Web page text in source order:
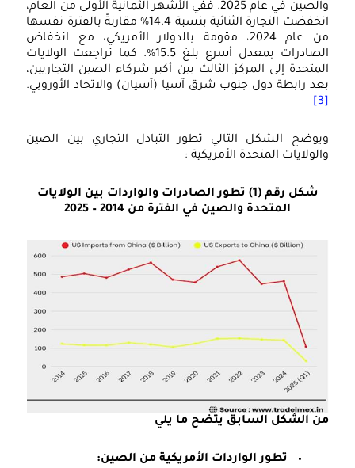
والصين في عام 2025. ففي الأشهر الثمانية الأولى من العام،
انخفضت التجارة الثنائية بنسبة 14.4% مقارنةً بالفترة نفسها
من عام 2024، مقومة بالدولار الأمريكي، مع انخفاض
الصادرات بمعدل أسرع بلغ 15.5%. كما تراجعت الولايات
المتحدة إلى المركز الثالث بين أكبر شركاء الصين التجاريين،
بعد رابطة دول جنوب شرق آسيا (آسيان) والاتحاد الأوروبي.
ويوضح الشكل التالي تطور التبادل التجاري بين الصين
والولايات المتحدة الأمريكية :
شكل رقم (1) تطور الصادرات والواردات بين الولايات
المتحدة والصين في الفترة من 2014 – 2025
من الشكل السابق يتضح ما يلي
تطور الواردات الأمريكية من الصين: